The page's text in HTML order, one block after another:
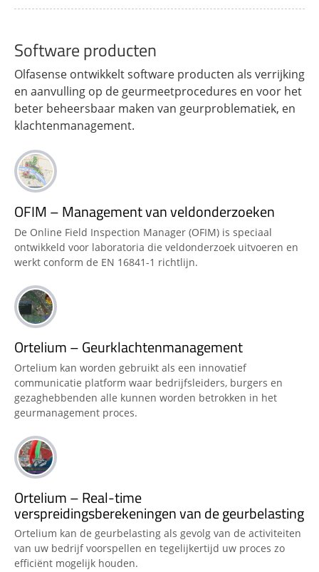
Software producten
Olfasense ontwikkelt software producten als verrijking
en aanvulling op de geurmeetprocedures en voor het
beter beheersbaar maken van geurproblematiek, en
klachtenmanagement.
OFIM – Management van veldonderzoeken
De Online Field Inspection Manager (OFIM) is speciaal
ontwikkeld voor laboratoria die veldonderzoek uitvoeren en
werkt conform de EN 16841-1 richtlijn.
Ortelium – Geurklachtenmanagement
Ortelium kan worden gebruikt als een innovatief
communicatie platform waar bedrijfsleiders, burgers en
gezaghebbenden alle kunnen worden betrokken in het
geurmanagement proces.
Ortelium – Real-time
verspreidingsberekeningen van de geurbelasting
Ortelium kan de geurbelasting als gevolg van de activiteiten
van uw bedrijf voorspellen en tegelijkertijd uw proces zo
efficiënt mogelijk houden.